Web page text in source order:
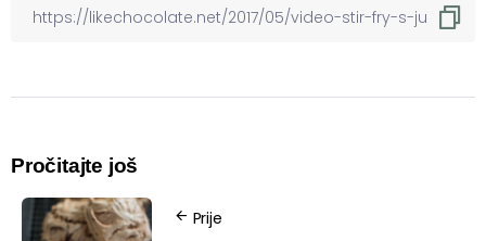
Pročitajte još
Prije